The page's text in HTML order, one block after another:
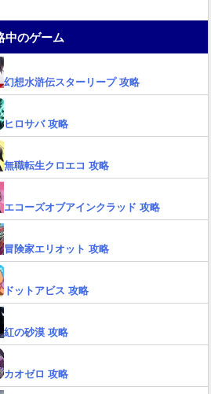
中のゲーム
幻想水滸伝スターリープ 攻略
ヒロサバ 攻略
無職転生クロエコ 攻略
エコーズオブアインクラッド 攻略
冒険家エリオット 攻略
ドットアビス 攻略
紅の砂漠 攻略
カオゼロ 攻略